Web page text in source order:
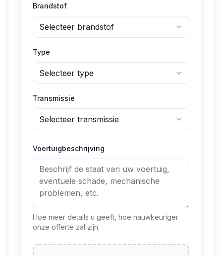
Brandstof
Selecteer brandstof
Type
Selecteer type
Transmissie
Selecteer transmissie
Voertuigbeschrijving
Hoe meer details u geeft, hoe nauwkeuriger
onze offerte zal zijn.